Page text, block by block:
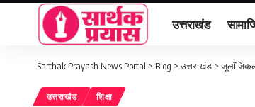
उत्तराखंड
Sarthak Prayash News Portal > Blog >उत्तराखंड >जूलॉजिकल
उत्तराखंड शिक्षा